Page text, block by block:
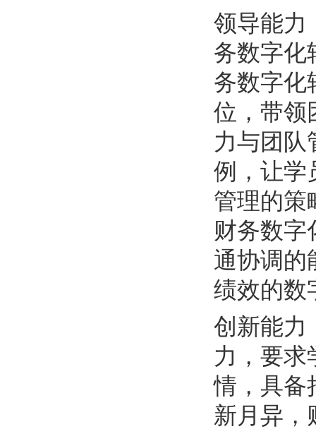
领导能力
务数字化
务数字化
位，带领
力与团队
例，让学
管理的策
财务数字
通协调的
绩效的数
创新能力
力，要求
情，具备
新月异，